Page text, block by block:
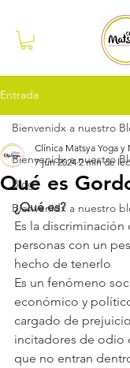
Entrada
Bienvenidx a nuestro
Blog
Bienvenidx a nuestro
Bienvenidx a nuestro
Qué es
Clínica Matsya Yoga y
7 jun 2024 2 min de
¿Qué es?
Es la discriminación
personas con un
hecho de tenerlo
Es un fenómeno
económico y
cargado de
incitadores de odio
que no entran